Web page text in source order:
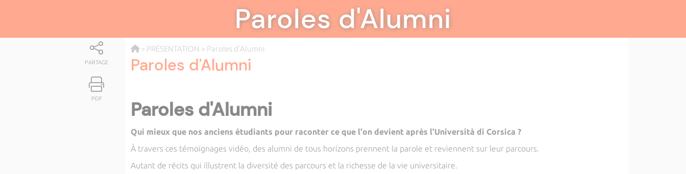
Paroles d'Alumni
PARTAGE
PDF
> PRÉSENTATION > Paroles d'Alumni
Paroles d'Alumni
Paroles d'Alumni
Qui mieux que nos anciens étudiants pour raconter ce que l'on devient après l'Università di Corsica ?
À travers ces témoignages vidéo, des alumni de tous horizons prennent la parole et reviennent sur leur parcours.
Autant de récits qui illustrent la diversité des parcours et la richesse de la vie universitaire.